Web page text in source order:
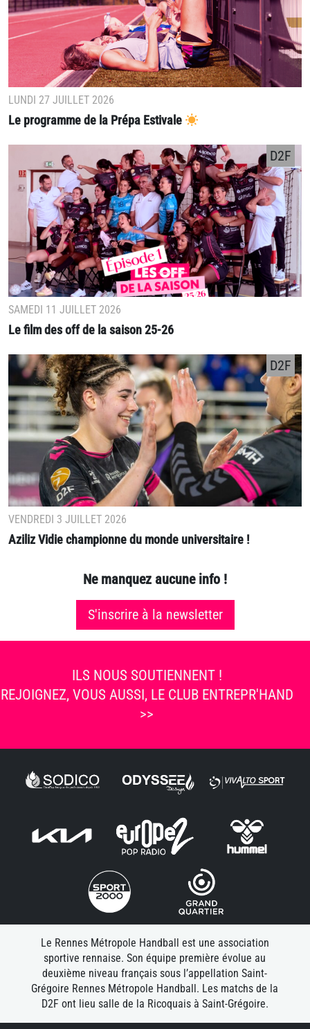
LUNDI 27 JUILLET 2026
Le programme de la Prépa Estivale
SAMEDI 11 JUILLET 2026
Le film des off de la saison 25-26
D2F
VENDREDI 3 JUILLET 2026
Aziliz Vidie championne du monde universitaire !
D2F
Ne manquez aucune info !
S'inscrire à la newsletter
ILS NOUS SOUTIENNENT !
REJOIGNEZ, VOUS AUSSI, LE CLUB ENTREPR'HAND
>>
Le Rennes Métropole Handball est une association
sportive rennaise. Son équipe première évolue au
deuxième niveau français sous l’appellation Saint-
Grégoire Rennes Métropole Handball. Les matchs de la
D2F ont lieu salle de la Ricoquais à Saint-Grégoire.